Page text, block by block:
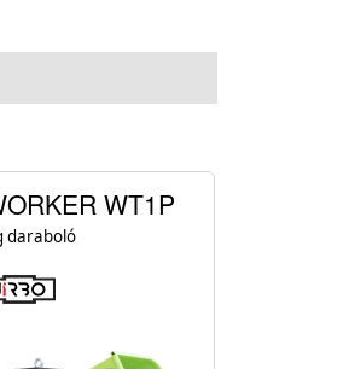
WT1P
daraboló